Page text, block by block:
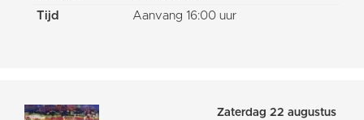
Tijd
Aanvang 16:00 uur
Zaterdag 22 augustus